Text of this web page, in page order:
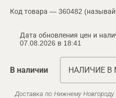
Код товара — 360482
Дата обновления цен и
07.08.2026 в 18:41
В наличии НАЛИЧИЕ В
Доставка по Нижнему